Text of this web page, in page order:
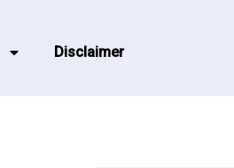
Disclaimer